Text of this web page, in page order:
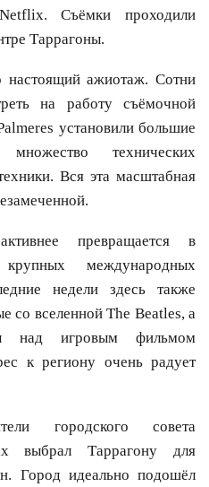
Съёмки проходили
Таррагоны.
настоящий ажиотаж. Сотни
на работу съёмочной
установили большие
множество технических
Вся эта масштабная
превращается в
международных
недели здесь также
со вселенной The Beatles, а
над игровым фильмом
к региону очень радует
городского совета
выбрал Таррагону для
Город идеально подошёл